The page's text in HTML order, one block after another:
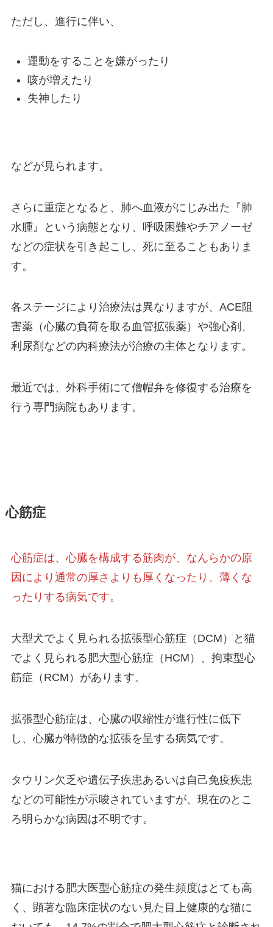
ただし、進行に伴い、
運動をすることを嫌がったり
咳が増えたり
失神したり
などが見られます。
さらに重症となると、肺へ血液がにじみ出た『肺
水腫』という病態となり、呼吸困難やチアノーゼ
などの症状を引き起こし、死に至ることもありま
す。
各ステージにより治療法は異なりますが、ACE阻
害薬（心臓の負荷を取る血管拡張薬）や強心剤、
利尿剤などの内科療法が治療の主体となります。
最近では、外科手術にて僧帽弁を修復する治療を
行う専門病院もあります。
心筋症
心筋症は、心臓を構成する筋肉が、なんらかの原
因により通常の厚さよりも厚くなったり、薄くな
ったりする病気です。
大型犬でよく見られる拡張型心筋症（DCM）と猫
でよく見られる肥大型心筋症（HCM）、拘束型心
筋症（RCM）があります。
拡張型心筋症は、心臓の収縮性が進行性に低下
し、心臓が特徴的な拡張を呈する病気です。
タウリン欠乏や遺伝子疾患あるいは自己免疫疾患
などの可能性が示唆されていますが、現在のとこ
ろ明らかな病因は不明です。
猫における肥大医型心筋症の発生頻度はとても高
く、顕著な臨床症状のない見た目上健康的な猫に